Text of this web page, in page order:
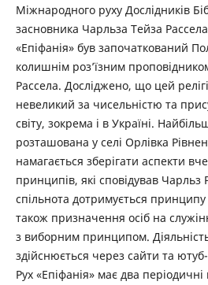
Міжнародного руху Дослідників
засновника Чарльза Тейза
«Епіфанія» був започаткований
колишнім роз’їзним
Рассела. Досліджено, що цей
невеликий за чисельністю та
світу, зокрема і в Україні.
розташована у селі Орлівка
намагається зберігати аспекти
принципів, які сповідував Чарльз
спільнота дотримується
також призначення осіб на
з виборним принципом.
здійснюється через сайти та
Рух «Епіфанія» має два